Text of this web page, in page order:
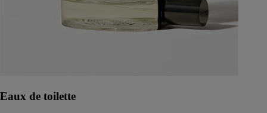
Eaux de toilette